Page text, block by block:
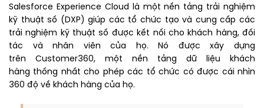
Salesforce Experience Cloud là một nền tảng trải nghiệm
kỹ thuật số (DXP) giúp các tổ chức tạo và cung cấp các
trải nghiệm kỹ thuật số được kết nối cho khách hàng, đối
tác và nhân viên của họ. Nó được xây dựng
trên Customer360, một nền tảng dữ liệu khách
hàng thống nhất cho phép các tổ chức có được cái nhìn
360 độ về khách hàng của họ.